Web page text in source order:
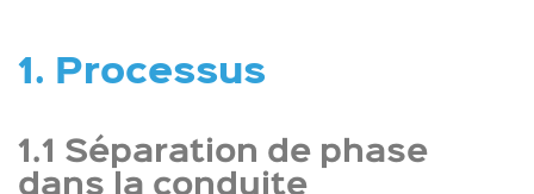
1. Processus
1.1 Séparation de phase
dans la conduite